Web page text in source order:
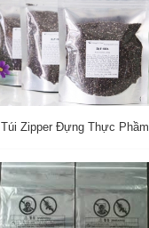
Túi Zipper Đựng Thực Phầm